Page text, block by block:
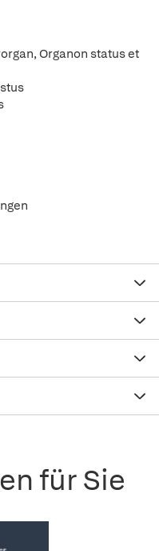
Organon status et
für Sie